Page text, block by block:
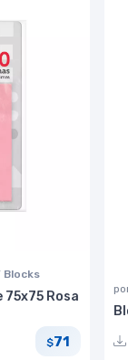
Blocks
Rosa
$71